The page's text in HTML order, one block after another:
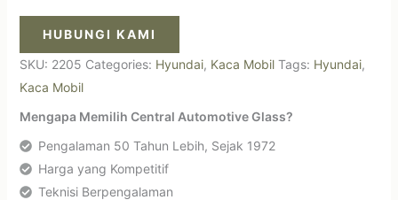
HUBUNGI KAMI
SKU: 2205 Categories: Hyundai, Kaca Mobil Tags: Hyundai,
Kaca Mobil
Mengapa Memilih Central Automotive Glass?
Pengalaman 50 Tahun Lebih, Sejak 1972
Harga yang Kompetitif
Teknisi Berpengalaman